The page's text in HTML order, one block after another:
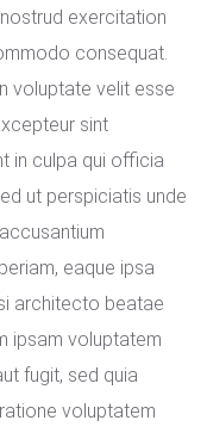
exercitation
consequat.
voluptate velit esse
sint
in culpa qui officia
ut perspiciatis unde
eaque ipsa
architecto beatae
ipsam voluptatem
fugit, sed quia
voluptatem